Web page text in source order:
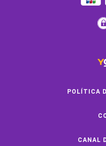
POLÍTICA
CANAL